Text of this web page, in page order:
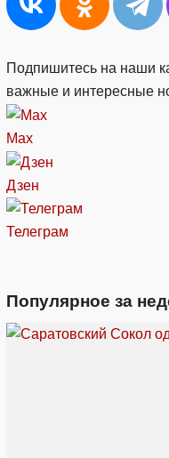
Подпишитесь на наши
важные и интересные
Max
Дзен
Телеграм
Популярное за